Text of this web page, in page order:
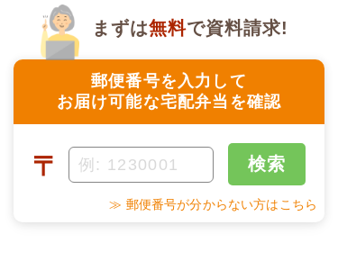
郵便番号を入力して
お届け可能な宅配弁当を確認
まずは無料で資料請求!
〒 検索
≫ 郵便番号が分からない方はこちら